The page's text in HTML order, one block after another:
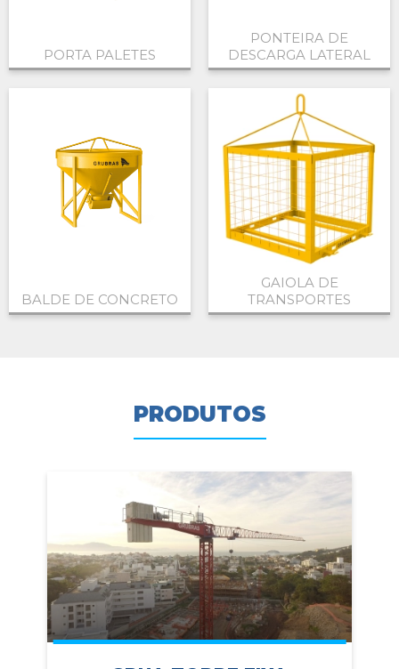
PORTA PALETES
PONTEIRA DE
DESCARGA LATERAL
BALDE DE CONCRETO
GAIOLA DE
TRANSPORTES
PRODUTOS